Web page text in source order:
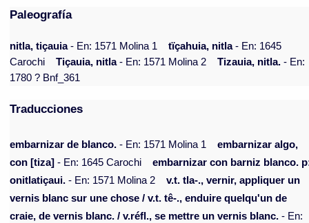
Paleografía
nitla, tiçauia- En: 1571 Molina 1 tïçahuia, nitla- En: 1645
Carochi
Tiçauia, nitla- En: 1571 Molina 2 Tizauia, nitla. - En:
1780 ? Bnf_361
Traducciones
embarnizar de blanco. - En: 1571 Molina 1
embarnizar algo,
con [tiza] - En: 1645 Carochi
embarnizar con barniz blanco.
onitlatiçaui. - En: 1571 Molina 2
v.t. tla-., vernir, appliquer un
vernis blanc sur une chose / v.t. tê-., enduire quelqu'un de
craie, de vernis blanc. / v.réfl., se mettre un vernis blanc. - En: